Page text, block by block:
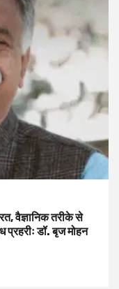
वैज्ञानिक तरीके से
प्रहरीः डॉ. बृज मोहन